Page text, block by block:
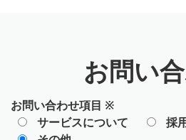
お問い
お問い合わせ項目 ※
サービスについて
採